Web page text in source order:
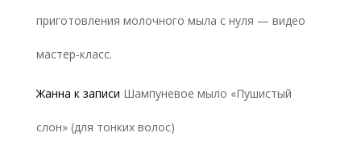
приготовления молочного мыла с нуля — видео
мастер-класс.
Жанна к записи Шампуневое мыло «Пушистый
слон» (для тонких волос)